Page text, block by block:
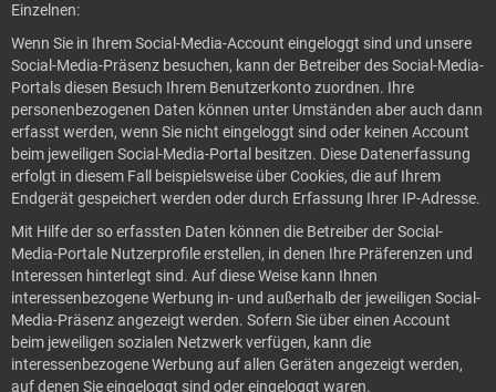
Einzelnen:
Wenn Sie in Ihrem Social-Media-Account eingeloggt sind und unsere
Social-Media-Präsenz besuchen, kann der Betreiber des Social-Media-
Portals diesen Besuch Ihrem Benutzerkonto zuordnen. Ihre
personenbezogenen Daten können unter Umständen aber auch dann
erfasst werden, wenn Sie nicht eingeloggt sind oder keinen Account
beim jeweiligen Social-Media-Portal besitzen. Diese Datenerfassung
erfolgt in diesem Fall beispielsweise über Cookies, die auf Ihrem
Endgerät gespeichert werden oder durch Erfassung Ihrer IP-Adresse.
Mit Hilfe der so erfassten Daten können die Betreiber der Social-
Media-Portale Nutzerprofile erstellen, in denen Ihre Präferenzen und
Interessen hinterlegt sind. Auf diese Weise kann Ihnen
interessenbezogene Werbung in- und außerhalb der jeweiligen Social-
Media-Präsenz angezeigt werden. Sofern Sie über einen Account
beim jeweiligen sozialen Netzwerk verfügen, kann die
interessenbezogene Werbung auf allen Geräten angezeigt werden,
auf denen Sie eingeloggt sind oder eingeloggt waren.